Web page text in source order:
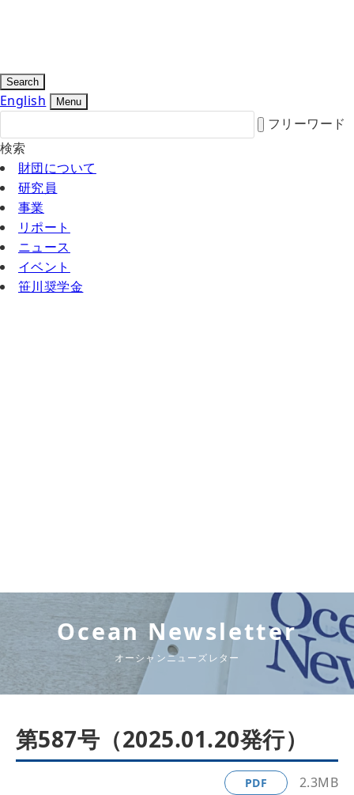
Search
English Menu
フリーワード
検索
財団について
研究員
事業
リポート
ニュース
イベント
笹川奨学金
Ocean Newsletter
オーシャンニューズレター
第587号（2025.01.20発行）
PDF 2.3MB